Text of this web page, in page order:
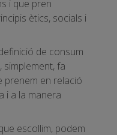
i que pren
ètics, socials i
de consum
simplement, fa
prenem en relació
i a la manera
escollim, podem